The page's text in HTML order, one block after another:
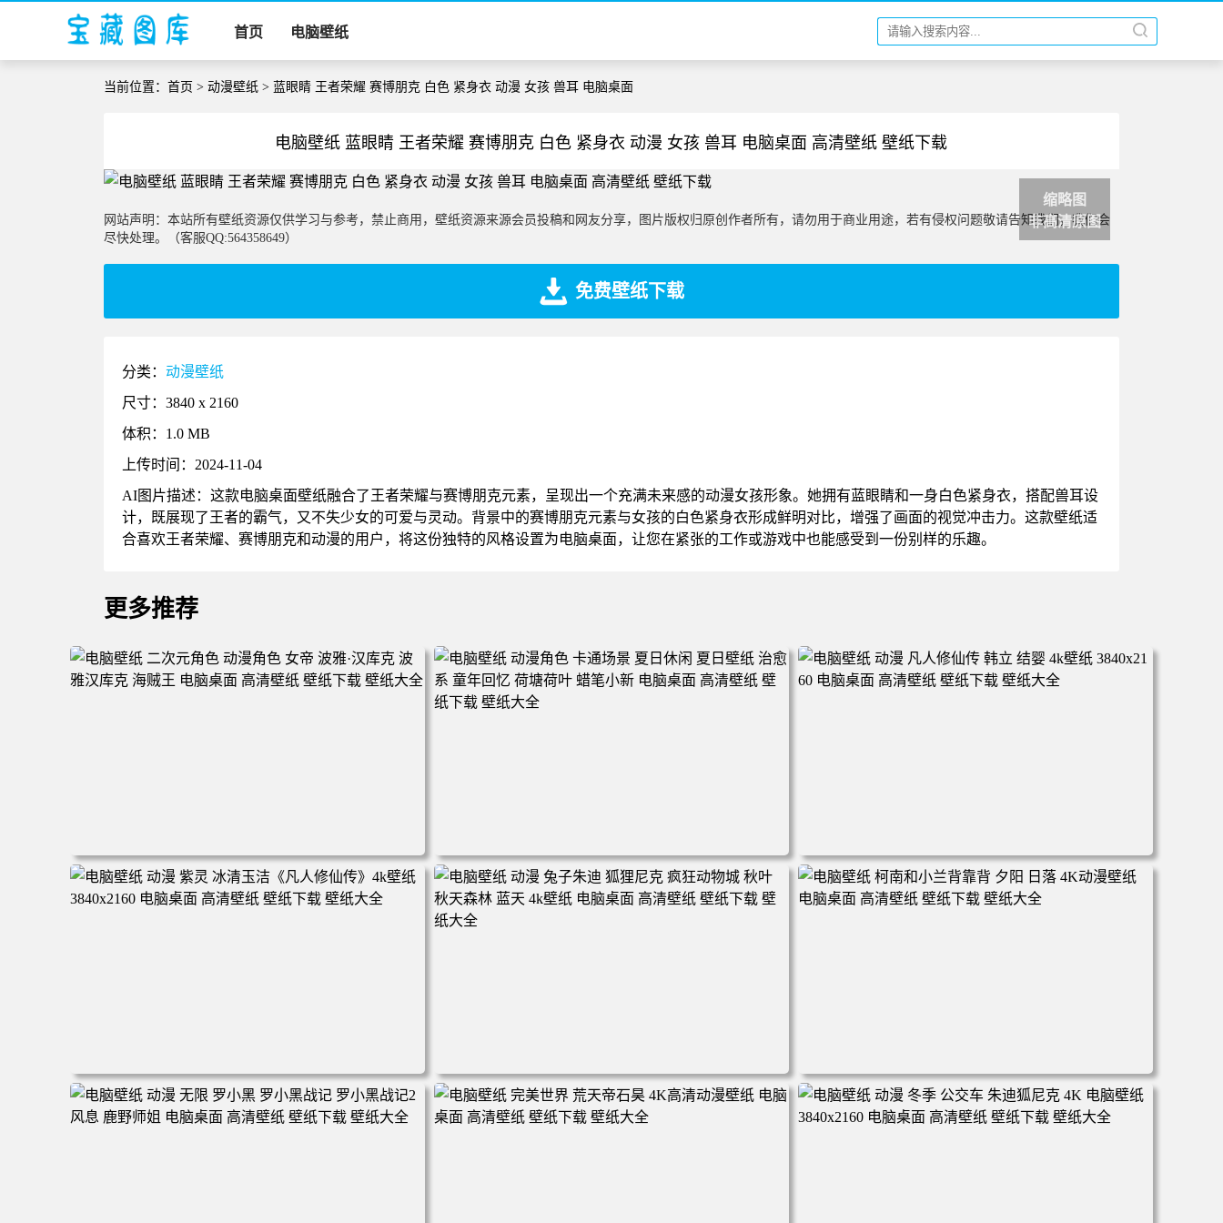
首页 电脑壁纸
当前位置：首页 >动漫壁纸 > 蓝眼睛 王者荣耀 赛博朋克 白色 紧身衣 动漫 女孩 兽耳 电脑桌面
电脑壁纸 蓝眼睛 王者荣耀 赛博朋克 白色 紧身衣 动漫 女孩 兽耳 电脑桌面 高清壁纸 壁纸下载
缩略图
非高清原图
网站声明：本站所有壁纸资源仅供学习与参考，禁止商用，壁纸资源来源会员投稿和网友分享，图片版权归原创作者所有，请勿用于商业用途，若有侵权问题敬请告知我们，我们会
尽快处理。（客服QQ:564358649）
免费壁纸下载
分类：动漫壁纸
尺寸：3840 x 2160
体积：1.0 MB
上传时间：2024-11-04
AI图片描述：这款电脑桌面壁纸融合了王者荣耀与赛博朋克元素，呈现出一个充满未来感的动漫女孩形象。她拥有蓝眼睛和一身白色紧身衣，搭配兽耳设
计，既展现了王者的霸气，又不失少女的可爱与灵动。背景中的赛博朋克元素与女孩的白色紧身衣形成鲜明对比，增强了画面的视觉冲击力。这款壁纸适
合喜欢王者荣耀、赛博朋克和动漫的用户，将这份独特的风格设置为电脑桌面，让您在紧张的工作或游戏中也能感受到一份别样的乐趣。
更多推荐
电脑壁纸 二次元角色 动漫角色 女帝 波雅·汉库克 波雅汉库
克 海贼王 电脑桌面 高清壁纸 壁纸下载 壁纸大全
电脑壁纸 动漫角色 卡通场景 夏日休闲 夏日壁纸 治愈系 童
年回忆 荷塘荷叶 蜡笔小新 电脑桌面 高清壁纸 壁纸下载 壁
纸大全
电脑壁纸 动漫 凡人修仙传 韩立 结婴 4k壁纸 3840x2160 电
脑桌面 高清壁纸 壁纸下载 壁纸大全
电脑壁纸 动漫 紫灵 冰清玉洁《凡人修仙传》4k壁纸 3840x2
160 电脑桌面 高清壁纸 壁纸下载 壁纸大全
电脑壁纸 动漫 兔子朱迪 狐狸尼克 疯狂动物城 秋叶 秋天森
林 蓝天 4k壁纸 电脑桌面 高清壁纸 壁纸下载 壁纸大全
电脑壁纸 柯南和小兰背靠背 夕阳 日落 4K动漫壁纸 电脑桌
面 高清壁纸 壁纸下载 壁纸大全